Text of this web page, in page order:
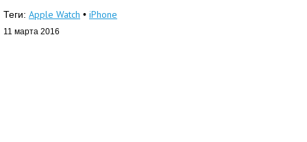
Теги: Apple Watch • iPhone
11 марта 2016